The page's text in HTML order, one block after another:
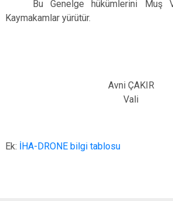
Bu Genelge hükümlerini Muş
Kaymakamlar yürütür.
Avni ÇAKIR
Vali
Ek: İHA-DRONE bilgi tablosu